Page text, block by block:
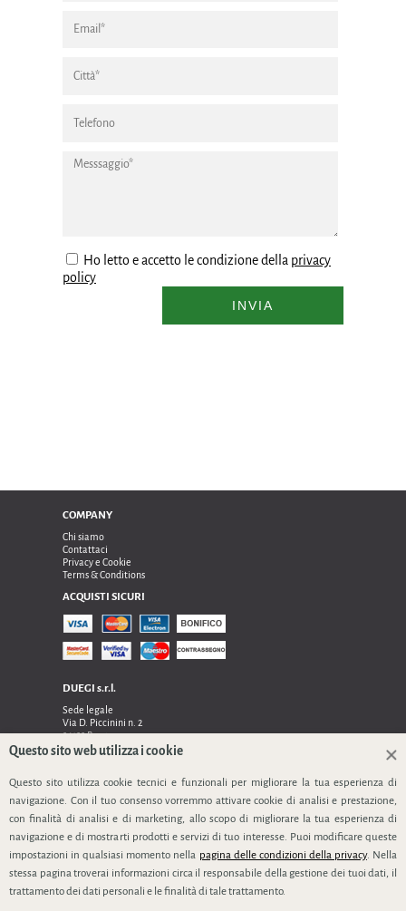
Ho letto e accetto le condizione della privacy
policy
INVIA
COMPANY
Chi siamo
Contattaci
Privacy e Cookie
Terms & Conditions
ACQUISTI SICURI
DUEGI s.r.l.
Sede legale
Via D. Piccinini n. 2
24122 Bergamo
Sede operativa e amministrativa:
24048 Treviolo (Bg)
TEL 0354128024, FAX 0354129132
SEGUICI
info@duegi-bg.it
Questo sito web utilizza i cookie
Questo sito utilizza cookie tecnici e funzionali per migliorare la tua esperienza di
navigazione. Con il tuo consenso vorremmo attivare cookie di analisi e prestazione,
con finalità di analisi e di marketing, allo scopo di migliorare la tua esperienza di
navigazione e di mostrarti prodotti e servizi di tuo interesse. Puoi modificare queste
impostazioni in qualsiasi momento nella pagina delle condizioni della privacy. Nella
stessa pagina troverai informazioni circa il responsabile della gestione dei tuoi dati, il
trattamento dei dati personali e le finalità di tale trattamento.